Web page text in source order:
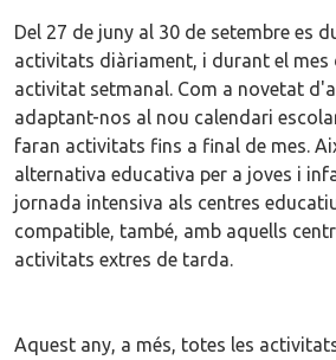
Del 27 de juny al 30 de setembre es
activitats diàriament, i durant el mes
activitat setmanal. Com a novetat
adaptant-nos al nou calendari
faran activitats fins a final de mes.
alternativa educativa per a joves i
jornada intensiva als centres
compatible, també, amb aquells
activitats extres de tarda.
Aquest any, a més, totes les